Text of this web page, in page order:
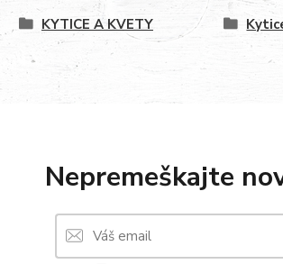
KYTICE A KVETY
Nepremeškajte